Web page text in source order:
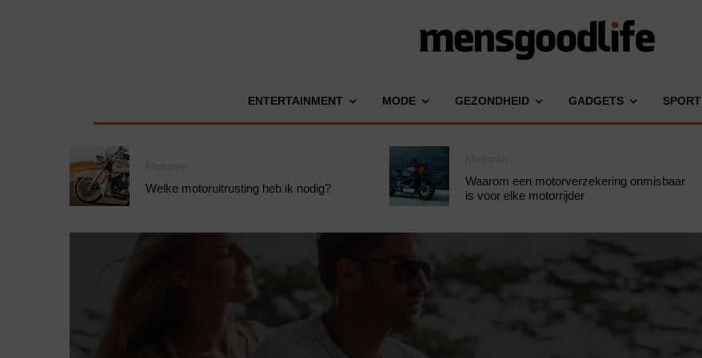
ENTERTAINMENT MODE GEZONDHEID GADGETS SPORT
Welke motoruitrusting heb ik nodig?
Waarom een motorverzekering onmisbaar
is voor elke motorrijder